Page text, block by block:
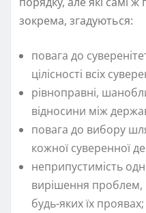
зокрема, згадуються:
повага до
цілісності всіх
рівноправні,
відносини між
повага до вибору
кожної суверенної
неприпустимість
вирішення проблем,
будь-яких їх проявах;